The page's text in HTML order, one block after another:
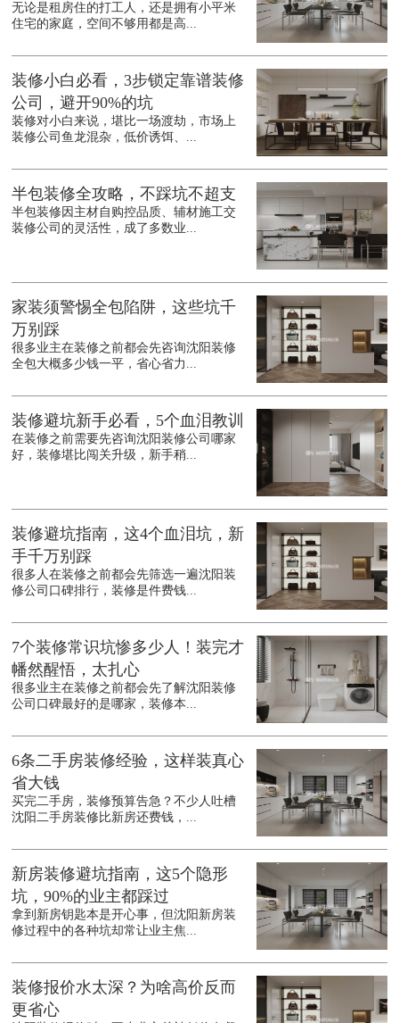
无论是租房住的打工人，还是拥有小平米
住宅的家庭，空间不够用都是高...
装修小白必看，3步锁定靠谱装修
公司，避开90%的坑
装修对小白来说，堪比一场渡劫，市场上
装修公司鱼龙混杂，低价诱饵、...
半包装修全攻略，不踩坑不超支
半包装修因主材自购控品质、辅材施工交
装修公司的灵活性，成了多数业...
家装须警惕全包陷阱，这些坑千
万别踩
很多业主在装修之前都会先咨询沈阳装修
全包大概多少钱一平，省心省力...
装修避坑新手必看，5个血泪教训
在装修之前需要先咨询沈阳装修公司哪家
好，装修堪比闯关升级，新手稍...
装修避坑指南，这4个血泪坑，新
手千万别踩
很多人在装修之前都会先筛选一遍沈阳装
修公司口碑排行，装修是件费钱...
7个装修常识坑惨多少人！装完才
幡然醒悟，太扎心
很多业主在装修之前都会先了解沈阳装修
公司口碑最好的是哪家，装修本...
6条二手房装修经验，这样装真心
省大钱
买完二手房，装修预算告急？不少人吐槽
沈阳二手房装修比新房还费钱，...
新房装修避坑指南，这5个隐形
坑，90%的业主都踩过
拿到新房钥匙本是开心事，但沈阳新房装
修过程中的各种坑却常让业主焦...
装修报价水太深？为啥高价反而
更省心